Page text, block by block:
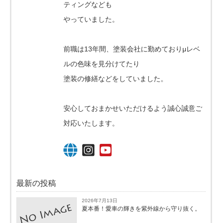
ティングなども
やっていました。
前職は13年間、塗装会社に勤めておりμレベ
ルの色味を見分けてたり
塗装の修繕などをしていました。
安心しておまかせいただけるよう誠心誠意ご
対応いたします。
最新の投稿
2026年7月13日
夏本番！愛車の輝きを紫外線から守り抜く。